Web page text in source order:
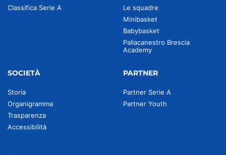
Classifica Serie A
Le squadre
Minibasket
Babybasket
Pallacanestro Brescia
Academy
SOCIETÀ
Storia
Organigramma
Trasparenza
Accessibilità
PARTNER
Partner Serie A
Partner Youth